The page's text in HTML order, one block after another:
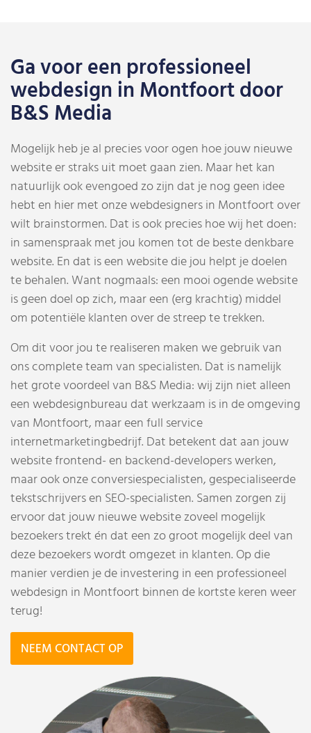
Ga voor een professioneel
webdesign in Montfoort door
B&S Media
Mogelijk heb je al precies voor ogen hoe jouw nieuwe
website er straks uit moet gaan zien. Maar het kan
natuurlijk ook evengoed zo zijn dat je nog geen idee
hebt en hier met onze webdesigners in Montfoort over
wilt brainstormen. Dat is ook precies hoe wij het doen:
in samenspraak met jou komen tot de beste denkbare
website. En dat is een website die jou helpt je doelen
te behalen. Want nogmaals: een mooi ogende website
is geen doel op zich, maar een (erg krachtig) middel
om potentiële klanten over de streep te trekken.
Om dit voor jou te realiseren maken we gebruik van
ons complete team van specialisten. Dat is namelijk
het grote voordeel van B&S Media: wij zijn niet alleen
een webdesignbureau dat werkzaam is in de omgeving
van Montfoort, maar een full service
internetmarketingbedrijf. Dat betekent dat aan jouw
website frontend- en backend-developers werken,
maar ook onze conversiespecialisten, gespecialiseerde
tekstschrijvers en SEO-specialisten. Samen zorgen zij
ervoor dat jouw nieuwe website zoveel mogelijk
bezoekers trekt én dat een zo groot mogelijk deel van
deze bezoekers wordt omgezet in klanten. Op die
manier verdien je de investering in een professioneel
webdesign in Montfoort binnen de kortste keren weer
terug!
NEEM CONTACT OP